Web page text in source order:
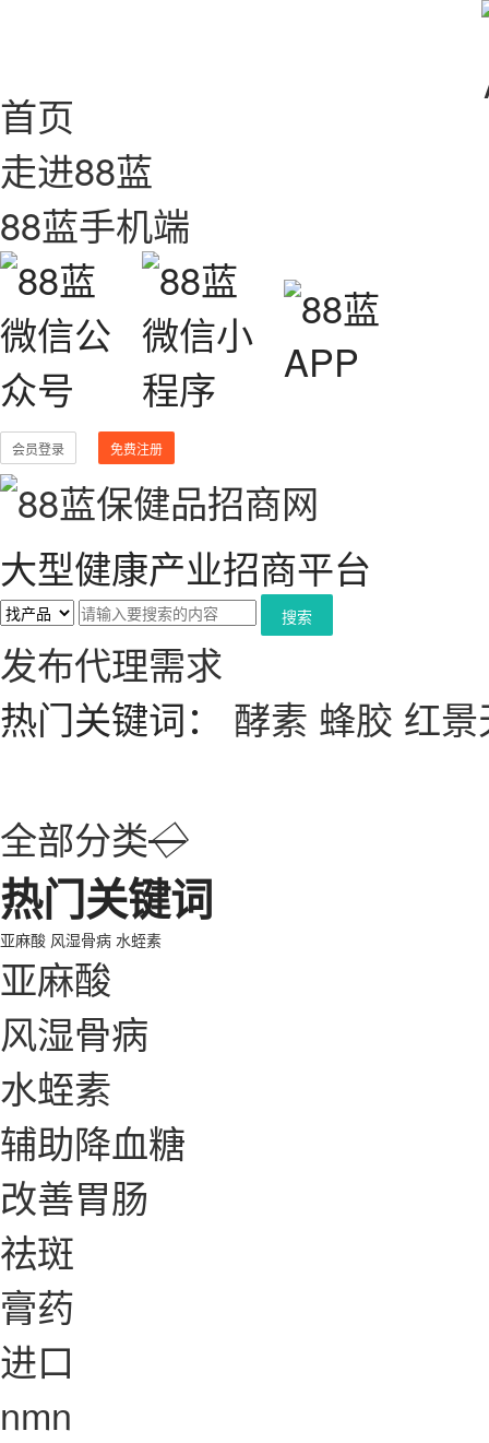
首页
走进88蓝
88蓝手机端
会员登录 免费注册
大型健康产业招商平台
搜索
发布代理需求
热门关键词： 酵素 蜂胶 红景
全部分类◇
热门关键词
亚麻酸 风湿骨病 水蛭素
亚麻酸
风湿骨病
水蛭素
辅助降血糖
改善胃肠
祛斑
膏药
进口
nmn